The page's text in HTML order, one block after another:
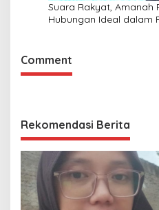
Suara Rakyat, Amanah
Hubungan Ideal dalam
Comment
Rekomendasi Berita